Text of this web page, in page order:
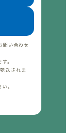
問い合わせ
。
送されま
。